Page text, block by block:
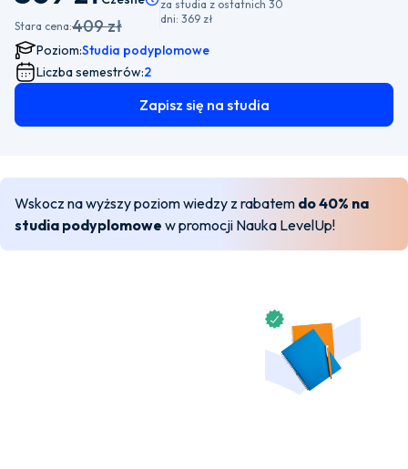
Stara cena:409 zł
za studia z ostatnich 30
dni: 369 zł
Poziom:Studia podyplomowe
Liczba semestrów:2
Zapisz się na studia
Wskocz na wyższy poziom wiedzy z rabatem do 40% na
studia podyplomowe w promocji Nauka LevelUp!